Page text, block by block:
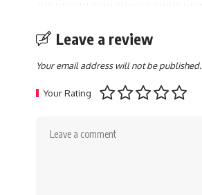
Leave a review
Your email address will not be published.
Your Rating